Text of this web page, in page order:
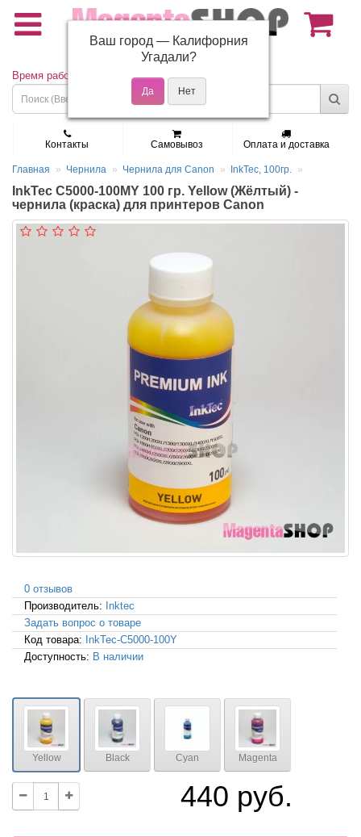
(495) 150-01-37
Время работы: Пн - Пт 9:30 - 19:00
Контакты Самовывоз Оплата и доставка
Главная Чернила Чернила для Canon InkTec, 100гр.
InkTec C5000-100MY 100 гр. Yellow (Жёлтый) -
чернила (краска) для принтеров Canon
0 отзывов
Производитель: Inktec
Задать вопрос о товаре
Код товара: InkTec-C5000-100Y
Доступность: В наличии
Yellow Black Cyan Magenta
440 руб.
Ваш город — Калифорния
Угадали?